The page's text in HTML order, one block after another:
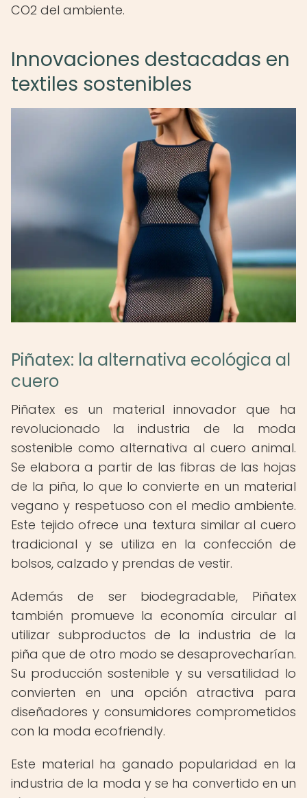
CO2 del ambiente.
Innovaciones destacadas en
textiles sostenibles
Piñatex: la alternativa ecológica al
cuero
Piñatex es un material innovador que ha
revolucionado la industria de la moda
sostenible como alternativa al cuero animal.
Se elabora a partir de las fibras de las hojas
de la piña, lo que lo convierte en un material
vegano y respetuoso con el medio ambiente.
Este tejido ofrece una textura similar al cuero
tradicional y se utiliza en la confección de
bolsos, calzado y prendas de vestir.
Además de ser biodegradable, Piñatex
también promueve la economía circular al
utilizar subproductos de la industria de la
piña que de otro modo se desaprovecharían.
Su producción sostenible y su versatilidad lo
convierten en una opción atractiva para
diseñadores y consumidores comprometidos
con la moda ecofriendly.
Este material ha ganado popularidad en la
industria de la moda y se ha convertido en un